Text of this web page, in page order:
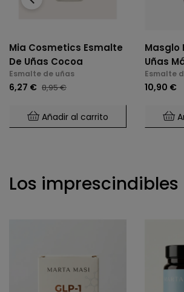
Mia Cosmetics Esmalte
De Uñas Cocoa
Esmalte de uñas
6,27 € 8,95 €
Añadir al carrito
Masglo
Uñas
Esmalte
10,90 €
Los imprescindibles